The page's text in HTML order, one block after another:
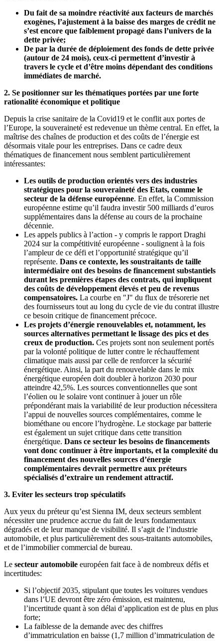
Du fait de sa moindre réactivité aux facteurs de marchés
exogènes, l’ajustement à la baisse des marges de crédit ne
s’est encore que faiblement propagé dans l’univers de la
dette privée;
De par la durée de déploiement des fonds de dette privée
(autour de 24 mois), ceux-ci permettent d’investir à
travers le cycle et d’être moins dépendant des conditions
immédiates de marché.
2. Se positionner sur les thématiques portées par une forte
rationalité économique et politique
Depuis la crise sanitaire de la Covid19 et le conflit aux portes de
l’Europe, la souveraineté est redevenue un thème central. En effet, la
maîtrise des chaînes de production et des coûts de l’énergie est
désormais vitale pour les entreprises. Dans ce cadre deux
thématiques de financement nous semblent particulièrement
intéressantes:
Les outils de production orientés vers des industries
stratégiques pour la souveraineté des Etats, comme le
secteur de la défense européenne. En effet, la Commission
européenne estime qu’il faudra investir 500 milliards d’euros
supplémentaires dans la défense au cours de la prochaine
décennie.
Les appels publics à l’action - y compris le rapport Draghi
2024 sur la compétitivité européenne - soulignent à la fois
l’ampleur de ce défi et l’opportunité stratégique qu’il
représente. Dans ce contexte, les soustraitants de taille
intermédiaire ont des besoins de financement substantiels
durant les premières étapes des contrats, qui impliquent
des coûts de développement élevés et peu de revenus
compensatoires. La courbe en "J" du flux de trésorerie net
des fournisseurs tout au long du cycle de vie du contrat illustre
ce besoin critique de financement précoce.
Les projets d’énergie renouvelables et, notamment, les
sources alternatives permettant le lissage des pics et des
creux de production. Ces projets sont non seulement portés
par la volonté politique de lutter contre le réchauffement
climatique mais aussi par celle de renforcer la sécurité
énergétique. Ainsi, la part du renouvelable dans le mix
énergétique européen doit doubler à horizon 2030 pour
atteindre 42,5%. Les sources conventionnelles que sont
l’éolien ou le solaire vont continuer à jouer un rôle
prépondérant mais la variabilité de leur production nécessitera
l’appui de nouvelles sources complémentaires, comme le
biométhane ou encore l’hydrogène. Le stockage par batterie
est également un sujet critique dans cette transition
énergétique. Dans ce secteur les besoins de financements
vont donc continuer à être importants, et la complexité du
financement des nouvelles sources d’énergie
complémentaires devrait permettre aux préteurs
spécialisés d’extraire un rendement attractif.
3. Eviter les secteurs trop spéculatifs
Aux yeux du préteur qu’est Sienna IM, deux secteurs semblent
nécessiter une prudence accrue du fait de leurs fondamentaux
dégradés et de leur manque de visibilité. Il s’agit de l’industrie
automobile, et plus particulièrement des sous-traitants automobiles,
et de l’immobilier commercial de bureau.
Le secteur automobile européen fait face à de nombreux défis et
incertitudes:
Si l’objectif 2035, stipulant que toutes les voitures vendues
dans l’UE devront être zéro émission, est maintenu,
l’incertitude quant à son délai d’application est de plus en plus
forte;
La faiblesse de la demande avec des chiffres
d’immatriculation en baisse (1,7 million d’immatriculation de